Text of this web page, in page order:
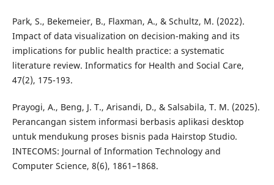
Park, S., Bekemeier, B., Flaxman, A., & Schultz, M. (2022).
Impact of data visualization on decision-making and its
implications for public health practice: a systematic
literature review. Informatics for Health and Social Care,
47(2), 175-193.
Prayogi, A., Beng, J. T., Arisandi, D., & Salsabila, T. M. (2025).
Perancangan sistem informasi berbasis aplikasi desktop
untuk mendukung proses bisnis pada Hairstop Studio.
INTECOMS: Journal of Information Technology and
Computer Science, 8(6), 1861–1868.